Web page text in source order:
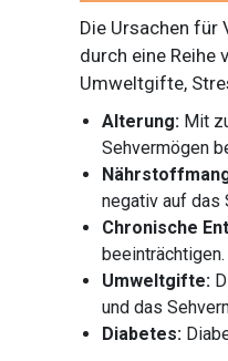
Die Ursachen für
durch eine Reihe
Umweltgifte,
Alterung: Mit
Sehvermögen
negativ auf das
Chronische
beeinträchtigen.
Umweltgifte:
und das
Diabetes: